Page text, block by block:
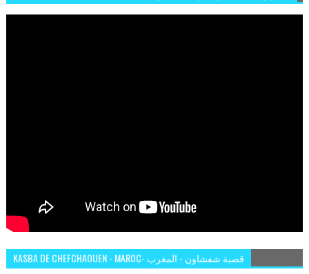
KASBA DE CHEFCHAOUEN - MAROC- قصبة شفشاون - المغرب